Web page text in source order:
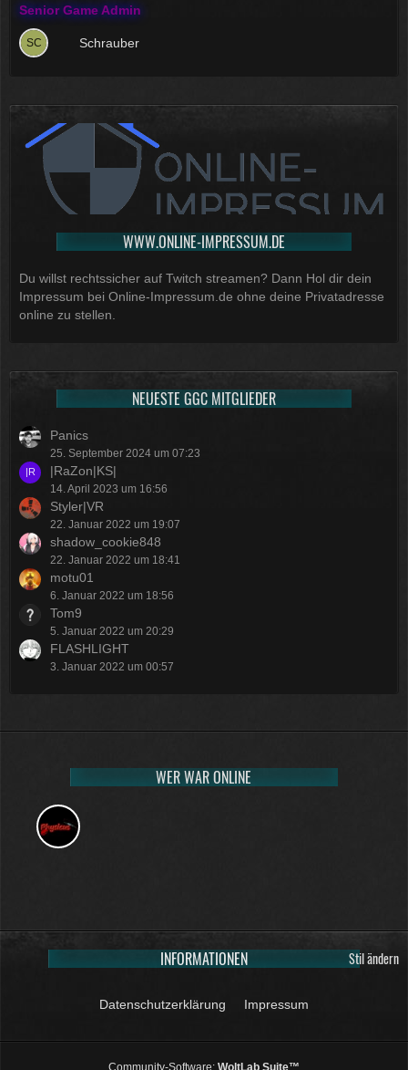
Senior Game Admin
Schrauber
WWW.ONLINE-IMPRESSUM.DE
Du willst rechtssicher auf Twitch streamen? Dann Hol dir dein
Impressum bei Online-Impressum.de ohne deine Privatadresse
online zu stellen.
NEUESTE GGC MITGLIEDER
Panics
25. September 2024 um 07:23
|RaZon|KS|
14. April 2023 um 16:56
Styler|VR
22. Januar 2022 um 19:07
shadow_cookie848
22. Januar 2022 um 18:41
motu01
6. Januar 2022 um 18:56
Tom9
5. Januar 2022 um 20:29
FLASHLIGHT
3. Januar 2022 um 00:57
WER WAR ONLINE
Stil ändern
INFORMATIONEN
Datenschutzerklärung Impressum
Community-Software: WoltLab Suite™